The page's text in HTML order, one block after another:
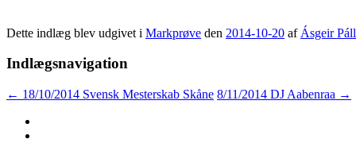
Dette indlæg blev udgivet i Markprøve den 2014-10-20 af Ásgeir
Indlægsnavigation
← 18/10/2014 Svensk Mesterskab Skåne 8/11/2014 DJ Aabenraa →